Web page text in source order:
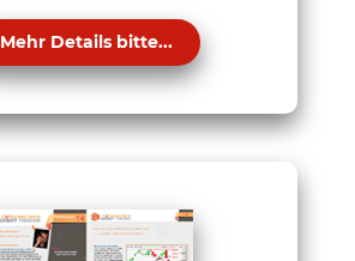
Mehr Details bitte...